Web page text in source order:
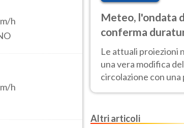
h
h
Meteo, l'ondata
conferma
Le attuali proiezioni
una vera modifica
circolazione con
del caldo fuori scala
Ferragosto
Altri articoli